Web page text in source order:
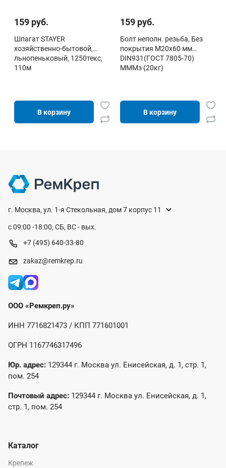
159 руб.
Шпагат STAYER
хозяйственно-бытовой,
льнопеньковый, 1250текс,
110м
В корзину
159 руб.
Болт неполн. резьба, Без
покрытия М20х60 мм
DIN931(ГОСТ 7805-70)
МММз (20кг)
В корзину
г. Москва, ул. 1-я Стекольная, дом 7 корпус 11
с 09:00 -18:00, СБ, ВС - вых.
+7 (495) 640-33-80
zakaz@remkrep.ru
ООО «Ремкреп.ру»
ИНН 7716821473 / КПП 771601001
ОГРН 1167746317496
Юр. адрес: 129344 г. Москва ул. Енисейская, д. 1, стр. 1,
пом. 254
Почтовый адрес: 129344 г. Москва ул. Енисейская, д. 1,
стр. 1, пом. 254
Каталог
Крепеж